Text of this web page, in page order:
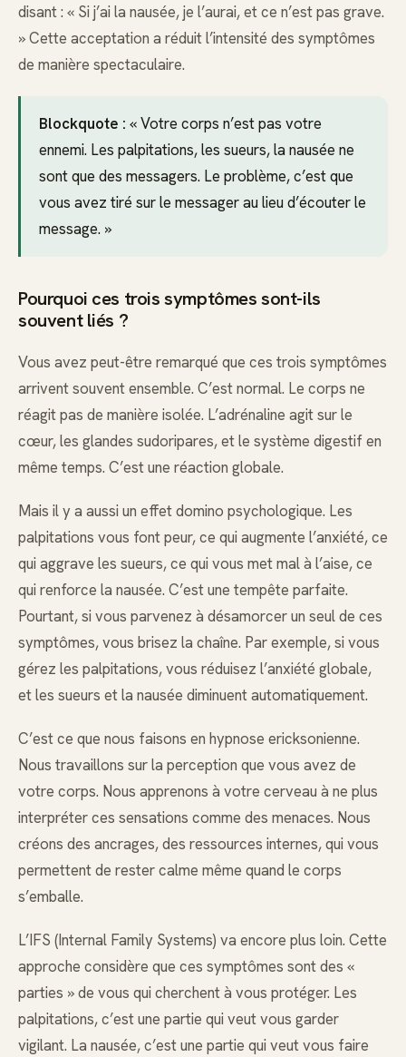
disant : « Si j’ai la nausée, je l’aurai, et ce n’est pas grave.
» Cette acceptation a réduit l’intensité des symptômes
de manière spectaculaire.
Blockquote : « Votre corps n’est pas votre
ennemi. Les palpitations, les sueurs, la nausée ne
sont que des messagers. Le problème, c’est que
vous avez tiré sur le messager au lieu d’écouter le
message. »
Pourquoi ces trois symptômes sont-ils
souvent liés ?
Vous avez peut-être remarqué que ces trois symptômes
arrivent souvent ensemble. C’est normal. Le corps ne
réagit pas de manière isolée. L’adrénaline agit sur le
cœur, les glandes sudoripares, et le système digestif en
même temps. C’est une réaction globale.
Mais il y a aussi un effet domino psychologique. Les
palpitations vous font peur, ce qui augmente l’anxiété, ce
qui aggrave les sueurs, ce qui vous met mal à l’aise, ce
qui renforce la nausée. C’est une tempête parfaite.
Pourtant, si vous parvenez à désamorcer un seul de ces
symptômes, vous brisez la chaîne. Par exemple, si vous
gérez les palpitations, vous réduisez l’anxiété globale,
et les sueurs et la nausée diminuent automatiquement.
C’est ce que nous faisons en hypnose ericksonienne.
Nous travaillons sur la perception que vous avez de
votre corps. Nous apprenons à votre cerveau à ne plus
interpréter ces sensations comme des menaces. Nous
créons des ancrages, des ressources internes, qui vous
permettent de rester calme même quand le corps
s’emballe.
L’IFS (Internal Family Systems) va encore plus loin. Cette
approche considère que ces symptômes sont des «
parties » de vous qui cherchent à vous protéger. Les
palpitations, c’est une partie qui veut vous garder
vigilant. La nausée, c’est une partie qui veut vous faire